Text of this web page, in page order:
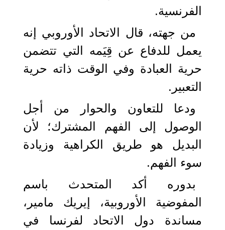
الفرنسية.
من جهته، قال الاتحاد الأوروبي إنه
يعمل للدفاع عن قِيَمه التي تتضمن
حرية العبادة وفي الوقت ذاته حرية
التعبير.
ودعا للتعاون والحوار من أجل
الوصول إلى الفهم المشترك؛ لأن
البديل هو طريق الكراهية وزيادة
سوء الفهم.
بدوره أكد المتحدث باسم
المفوضية الأوروبية، إيريك مامير،
مساندة دول الاتحاد لفرنسا في